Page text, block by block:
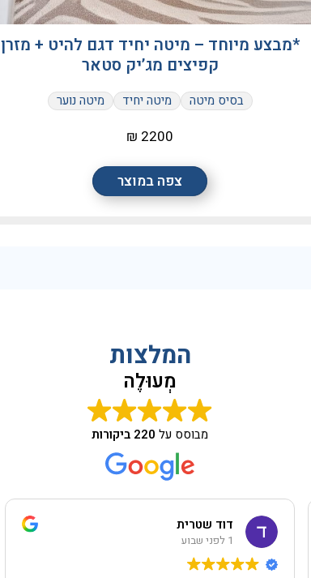
צפה במוצר
*מבצע מיוחד – מיטה יחיד דגם להיט + מזרן
קפיצים מג’יק סטאר
בסיס מיטה מיטה יחיד מיטה נוער
2200 ₪
המלצות
מְעוּלֶה
מבוסס על 220 ביקורות
דוד שטרית
1 לפני שבוע